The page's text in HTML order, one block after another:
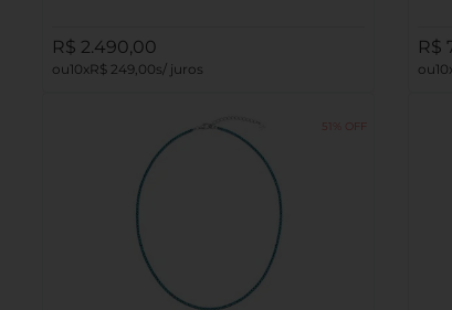
R$ 2 490 00
10 R$ 249,00
R$
10
51%